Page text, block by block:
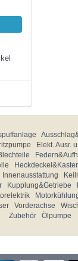
Elekt. Ausr.
Innenausstattung
Kupplung&Getriebe
Vorderachse
Zubehör
Ölpumpe